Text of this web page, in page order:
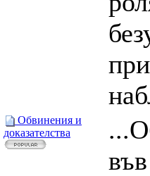
Обвинения и
доказателства